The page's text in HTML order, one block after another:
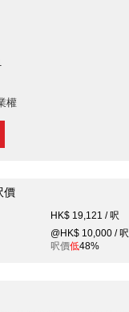
權
價
HK$ 19,121 / 呎
@HK$ 10,000 / 呎
呎價低48%